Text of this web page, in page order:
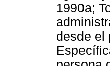
1990a;
desde el